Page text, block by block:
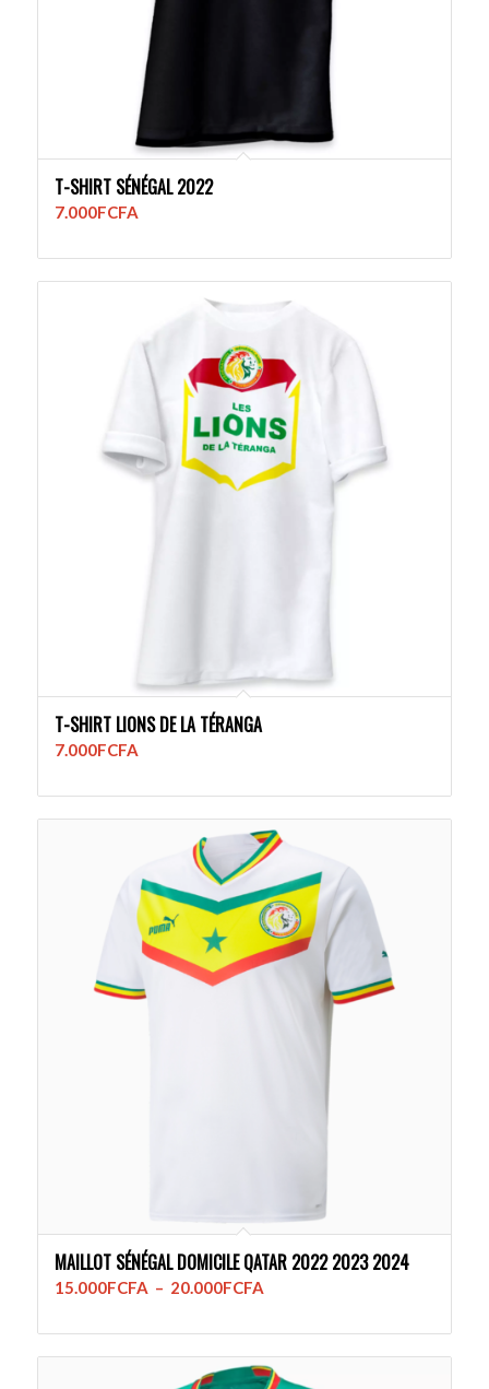
T-SHIRT SÉNÉGAL 2022
7.000FCFA
T-SHIRT LIONS DE LA TÉRANGA
7.000FCFA
MAILLOT SÉNÉGAL DOMICILE QATAR 2022 2023 2024
15.000FCFA – 20.000FCFAPlage
prix :
15.000FCFA